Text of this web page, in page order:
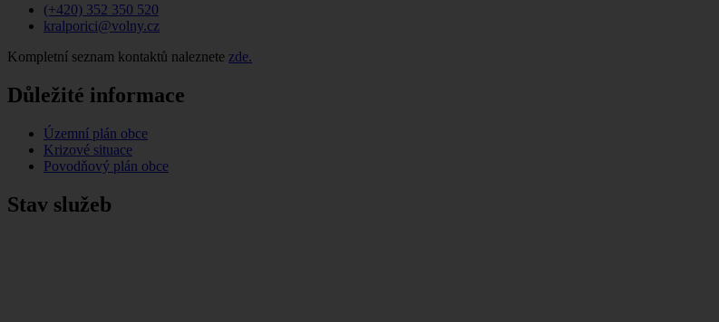
(+420) 352 350 520
kralporici@volny.cz
Kompletní seznam kontaktů naleznete zde.
Důležité informace
Územní plán obce
Krizové situace
Povodňový plán obce
Stav služeb